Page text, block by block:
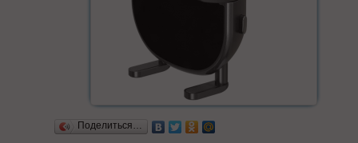
Поделиться…